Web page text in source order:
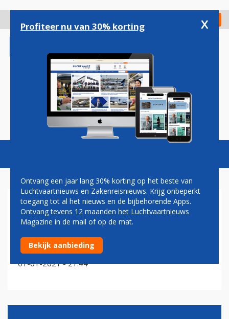
gaan
Check in
Magazine Podcasts Vacatures
CASH FLOW
Delta-topman verwacht positieve cash flow in het
voorjaar
01-01-2021 - 21:44
Profiteer nu van 30% korting x
Ontvang een jaar lang 30% korting op het beste van
Luchtvaartnieuws en Zakenreisnieuws. Krijg onbeperkt
toegang tot al het nieuws en de bijbehorende Apps.
Ontvang tevens 12 maanden het Luchtvaartnieuws
Magazine in de mail of op de mat.
Bekijk aanbieding